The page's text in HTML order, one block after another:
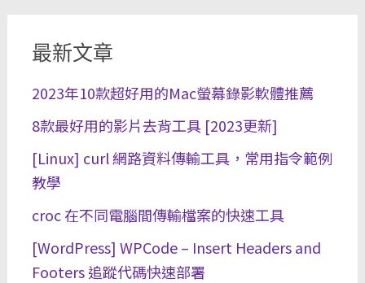
最新文章
2023年10款超好用的Mac螢幕錄影軟體推薦
8款最好用的影片去背工具 [2023更新]
[Linux] curl 網路資料傳輸工具，常用指令範例
教學
croc 在不同電腦間傳輸檔案的快速工具
[WordPress] WPCode – Insert Headers and
Footers 追蹤代碼快速部署